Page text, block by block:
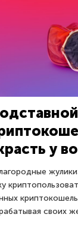
у
своих